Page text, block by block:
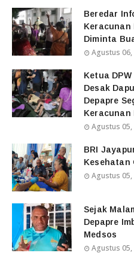
Beredar
Keracunan
Diminta
Agustus 06,
Ketua DPW
Desak
Depapre
Keracunan
Agustus 05,
BRI
Kesehatan
Agustus 05,
Sejak
Depapre
Medsos
Agustus 05,